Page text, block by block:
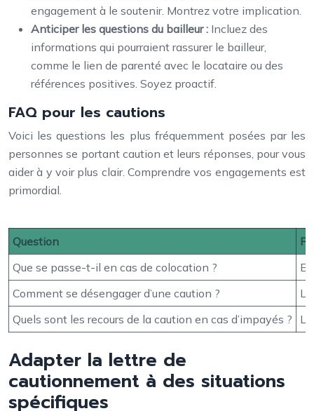
engagement à le soutenir. Montrez votre implication.
Anticiper les questions du bailleur : Incluez des
informations qui pourraient rassurer le bailleur,
comme le lien de parenté avec le locataire ou des
références positives. Soyez proactif.
FAQ pour les cautions
Voici les questions les plus fréquemment posées par les
personnes se portant caution et leurs réponses, pour vous
aider à y voir plus clair. Comprendre vos engagements est
primordial.
Question
Que se passe-t-il en cas de colocation ?
Comment se désengager d’une caution ?
Quels sont les recours de la caution en cas d’impayés ?
Adapter la lettre de
cautionnement à des situations
spécifiques